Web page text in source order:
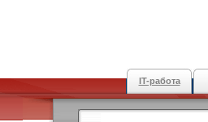
IT-работа